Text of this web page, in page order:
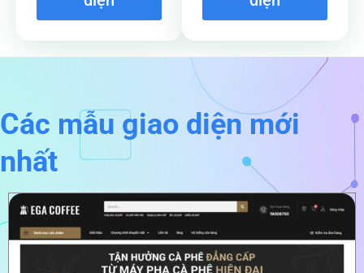
Các mẫu giao diện mới
nhất